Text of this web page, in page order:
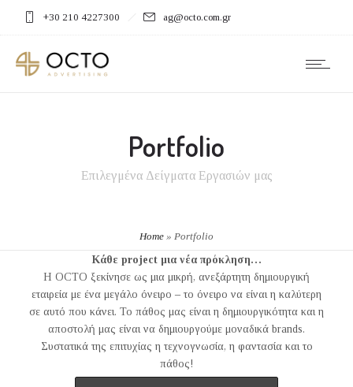
+30 210 4227300 ag@octo.com.gr
Portfolio
Επιλεγμένα Δείγματα Εργασιών μας
Home » Portfolio
Κάθε project μια νέα πρόκληση…
H OCTO ξεκίνησε ως μια μικρή, ανεξάρτητη δημιουργική
εταιρεία με ένα μεγάλο όνειρο – το όνειρο να είναι η καλύτερη
σε αυτό που κάνει. Το πάθος μας είναι η δημιουργικότητα και η
αποστολή μας είναι να δημιουργούμε μοναδικά brands.
Συστατικά της επιτυχίας η τεχνογνωσία, η φαντασία και το
πάθος!